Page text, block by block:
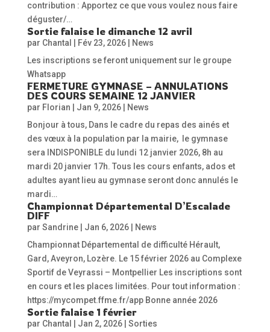
contribution : Apportez ce que vous voulez nous faire
déguster/…
Sortie falaise le dimanche 12 avril
par Chantal Fév 23, 2026|
News
Les inscriptions se feront uniquement sur le groupe
Whatsapp
FERMETURE GYMNASE – ANNULATIONS
DES COURS SEMAINE 12 JANVIER
par Florian Jan 9, 2026|
News
Bonjour à tous, Dans le cadre du repas des ainés et
des vœux à la population par la mairie, le gymnase
sera INDISPONIBLE du lundi 12 janvier 2026, 8h au
mardi 20 janvier 17h. Tous les cours enfants, ados et
adultes ayant lieu au gymnase seront donc annulés le
mardi…
Championnat Départemental D’Escalade
DIFF
par Sandrine| Jan 6, 2026|
News
Championnat Départemental de difficulté Hérault,
Gard, Aveyron, Lozère. Le 15 février 2026 au Complexe
Sportif de Veyrassi – Montpellier Les inscriptions sont
en cours et les places limitées. Pour tout information :
https://mycompet.ffme.fr/app Bonne année 2026
Sortie falaise 1 février
par Chantal Jan 2, 2026| Sorties